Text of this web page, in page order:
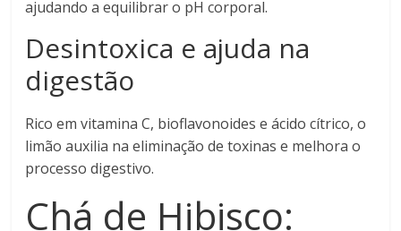
ajudando a equilibrar o pH corporal.
Desintoxica e ajuda na
digestão
Rico em vitamina C, bioflavonoides e ácido cítrico, o
limão auxilia na eliminação de toxinas e melhora o
processo digestivo.
Chá de Hibisco: